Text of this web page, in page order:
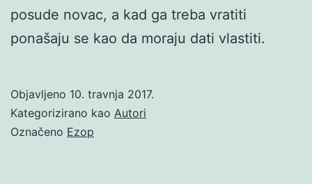
posude novac, a kad ga treba vratiti
ponašaju se kao da moraju dati vlastiti.
Objavljeno 10. travnja 2017.
Kategorizirano kao Autori
Označeno Ezop